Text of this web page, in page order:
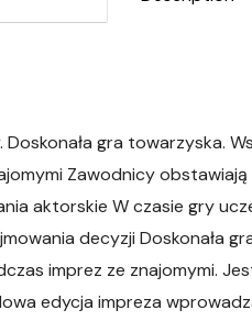
Doskonała gra towarzyska.
Zawodnicy
aktorskie W czasie gry
decyzji Doskonała
imprez ze znajomymi.
edycja impreza